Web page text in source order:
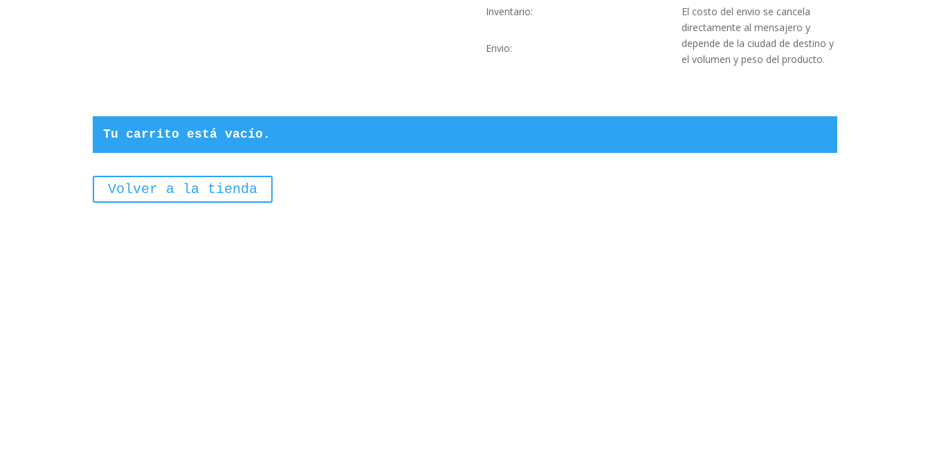
Inventario:
Envio:
El costo del envio se cancela
directamente al mensajero y
depende de la ciudad de destino y
el volumen y peso del producto.
Tu carrito está vacío.
Volver a la tienda